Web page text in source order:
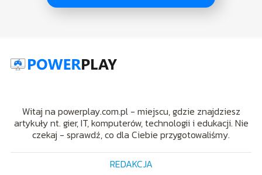
Witaj na powerplay.com.pl - miejscu, gdzie znajdziesz
artykuły nt. gier, IT, komputerów, technologii i edukacji. Nie
czekaj - sprawdź, co dla Ciebie przygotowaliśmy.
REDAKCJA